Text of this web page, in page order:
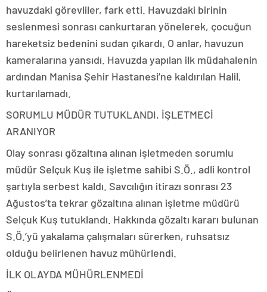
havuzdaki görevliler, fark etti. Havuzdaki birinin
seslenmesi sonrası cankurtaran yönelerek, çocuğun
hareketsiz bedenini sudan çıkardı. O anlar, havuzun
kameralarına yansıdı. Havuzda yapılan ilk müdahalenin
ardından Manisa Şehir Hastanesi’ne kaldırılan Halil,
kurtarılamadı.
SORUMLU MÜDÜR TUTUKLANDI, İŞLETMECİ
ARANIYOR
Olay sonrası gözaltına alınan işletmeden sorumlu
müdür Selçuk Kuş ile işletme sahibi S.Ö., adli kontrol
şartıyla serbest kaldı. Savcılığın itirazı sonrası 23
Ağustos’ta tekrar gözaltına alınan işletme müdürü
Selçuk Kuş tutuklandı. Hakkında gözaltı kararı bulunan
S.Ö.’yü yakalama çalışmaları sürerken, ruhsatsız
olduğu belirlenen havuz mühürlendi.
İLK OLAYDA MÜHÜRLENMEDİ